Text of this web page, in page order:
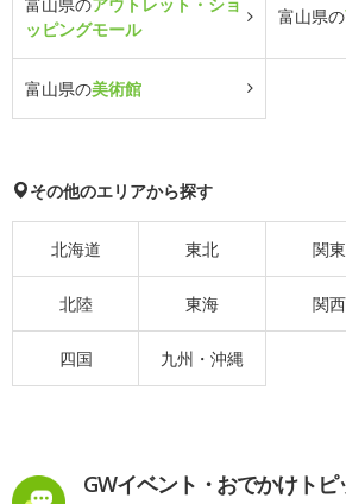
ッピングモール
富山県の
富山県の美術館
その他のエリアから探す
北海道 東北 関東
北陸 東海 関西
四国 九州・沖縄
GWイベント・おでかけトピ